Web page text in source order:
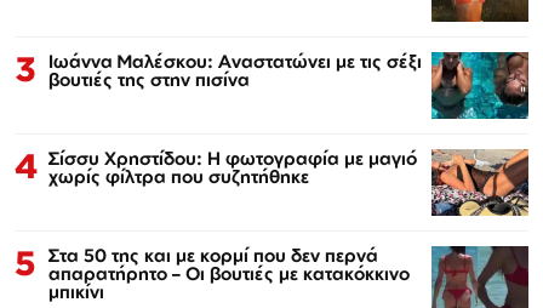
3 Ιωάννα Μαλέσκου: Αναστατώνει με τις σέξι
βουτιές της στην πισίνα
4 Σίσσυ Χρηστίδου: Η φωτογραφία με μαγιό
χωρίς φίλτρα που συζητήθηκε
5 Στα 50 της και με κορμί που δεν περνά
απαρατήρητο – Οι βουτιές με κατακόκκινο
μπικίνι